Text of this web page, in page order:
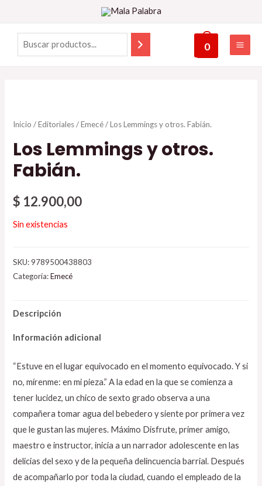
0
Inicio /Editoriales/Emecé/ Los Lemmings y otros. Fabián.
Los Lemmings y otros.
Fabián.
$ 12.900,00
Sin existencias
SKU:9789500438803
Categoría:Emecé
Descripción
Información adicional
“Estuve en el lugar equivocado en el momento equivocado. Y si
no, mírenme: en mi pieza.” A la edad en la que se comienza a
tener lucidez, un chico de sexto grado observa a una
compañera tomar agua del bebedero y siente por primera vez
que le gustan las mujeres. Máximo Disfrute, primer amigo,
maestro e instructor, inicia a un narrador adolescente en las
delicias del sexo y de la pequeña delincuencia barrial. Después
de acompañarlo por toda la ciudad, cuando el empleado de la